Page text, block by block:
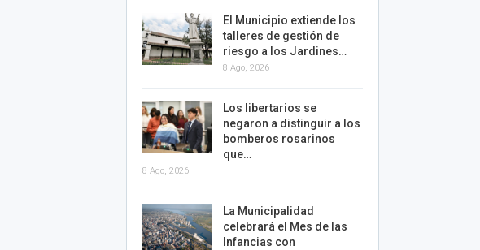
El Municipio extiende los
talleres de gestión de
riesgo a los Jardines…
8 Ago, 2026
Los libertarios se
negaron a distinguir a los
bomberos rosarinos
que…
8 Ago, 2026
La Municipalidad
celebrará el Mes de las
Infancias con